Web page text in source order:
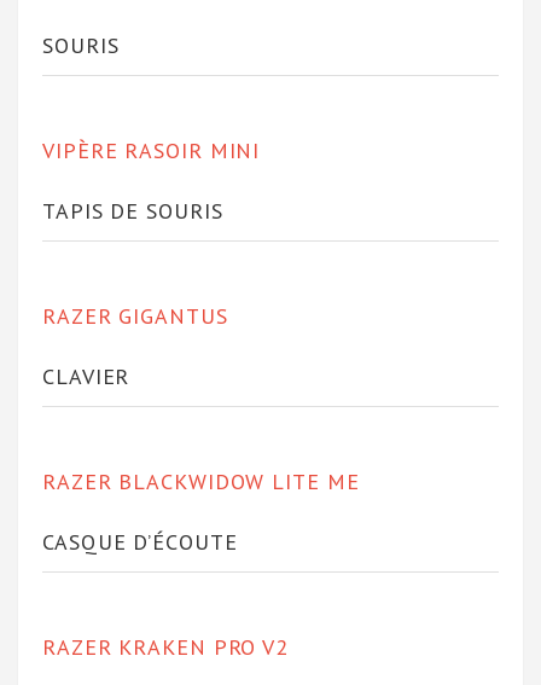
SOURIS
VIPÈRE RASOIR MINI
TAPIS DE SOURIS
RAZER GIGANTUS
CLAVIER
RAZER BLACKWIDOW LITE ME
CASQUE D’ÉCOUTE
RAZER KRAKEN PRO V2